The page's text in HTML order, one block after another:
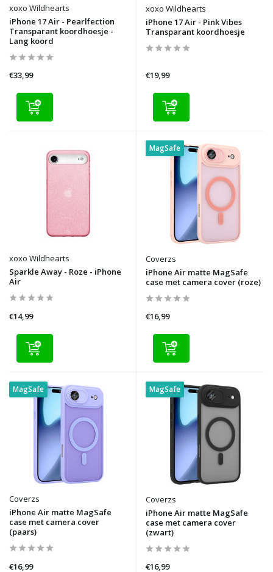
xoxo Wildhearts
iPhone 17 Air - Pearlfection
Transparant koordhoesje -
Lang koord
€33,99
xoxo Wildhearts
iPhone 17 Air - Pink Vibes
Transparant koordhoesje
€19,99
xoxo Wildhearts
Sparkle Away - Roze - iPhone
Air
€14,99
MagSafe
Coverzs
iPhone Air matte MagSafe
case met camera cover (roze)
€16,99
MagSafe
Coverzs
iPhone Air matte MagSafe
case met camera cover
(paars)
€16,99
MagSafe
Coverzs
iPhone Air matte MagSafe
case met camera cover
(zwart)
€16,99